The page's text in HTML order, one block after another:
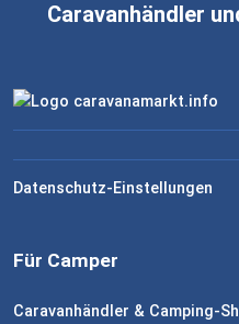
Caravanhändler
Datenschutz-Einstellungen
Für Camper
Caravanhändler & Camping-